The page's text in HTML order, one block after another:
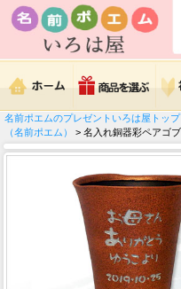
名前ポエムのプレゼントいろは屋トップ
（名前ポエム）
> 名入れ銅器彩ペアゴ